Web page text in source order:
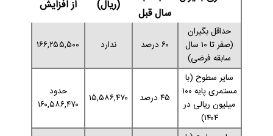
سال قبل
(ریال)
از افزایش
حداقل بگیران
(صفر تا ۱۰ سال
سابقه فرضی)
۶۰ درصد ندارد ۱۶۶,۲۵۵,۵۰۰
سایر سطوح (با
مستمری پایه ۱۰۰
میلیون ریالی در
۱۴۰۴)
۴۵ درصد ۱۵,۵۸۶,۴۷۰
حدود
۱۶۰,۵۸۶,۴۷۰